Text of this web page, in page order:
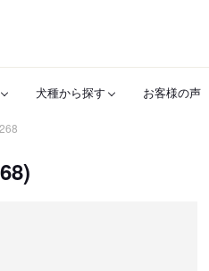
犬種から探す お客様の声